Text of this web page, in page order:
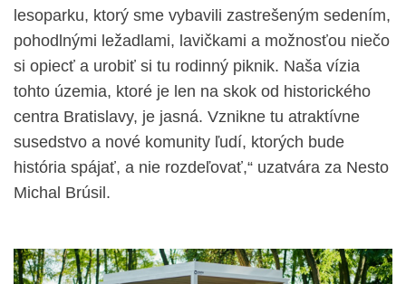
lesoparku, ktorý sme vybavili zastrešeným sedením,
pohodlnými ležadlami, lavičkami a možnosťou niečo
si opiecť a urobiť si tu rodinný piknik. Naša vízia
tohto územia, ktoré je len na skok od historického
centra Bratislavy, je jasná. Vznikne tu atraktívne
susedstvo a nové komunity ľudí, ktorých bude
história spájať, a nie rozdeľovať,“ uzatvára za Nesto
Michal Brúsil.